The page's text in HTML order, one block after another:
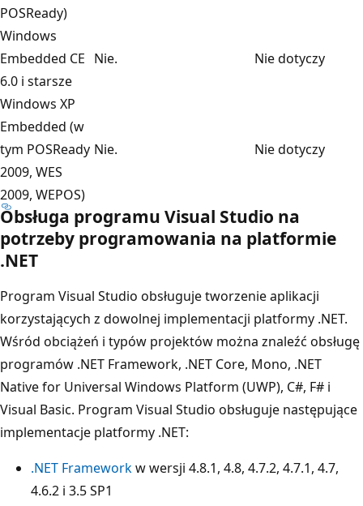
POSReady)
Windows
Embedded CE
6.0 i starsze
Nie. Nie dotyczy
Windows XP
Embedded (w
tym POSReady
2009, WES
2009, WEPOS)
Nie. Nie dotyczy
Obsługa programu Visual Studio na
potrzeby programowania na platformie
.NET
Program Visual Studio obsługuje tworzenie aplikacji
korzystających z dowolnej implementacji platformy .NET.
Wśród obciążeń i typów projektów można znaleźć obsługę
programów .NET Framework, .NET Core, Mono, .NET
Native for Universal Windows Platform (UWP), C#, F# i
Visual Basic. Program Visual Studio obsługuje następujące
implementacje platformy .NET:
.NET Frameworkw wersji 4.8.1, 4.8, 4.7.2, 4.7.1, 4.7,
4.6.2 i 3.5 SP1